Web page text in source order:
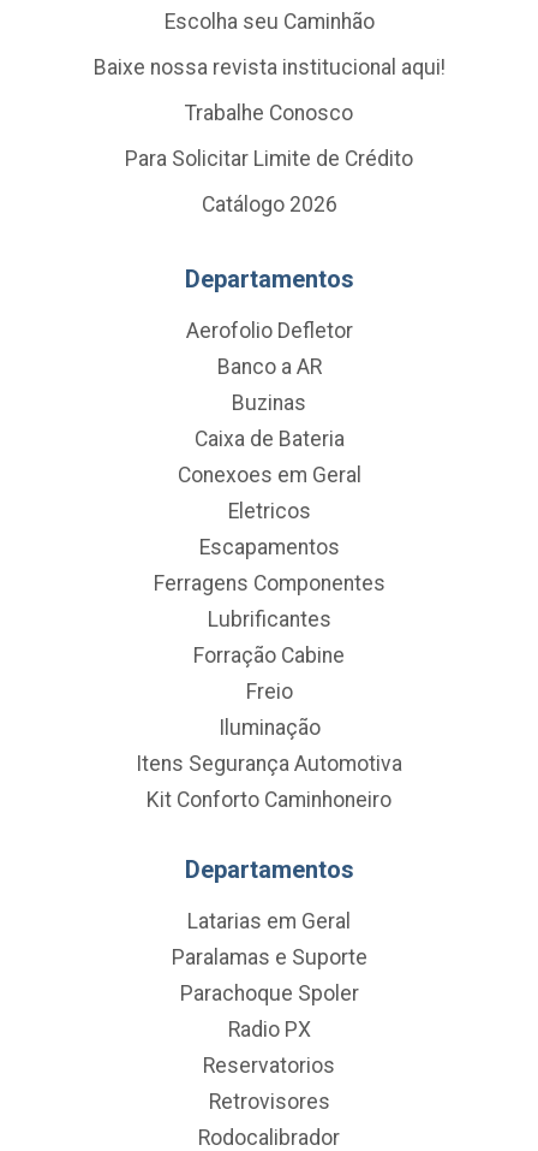
Escolha seu Caminhão
Baixe nossa revista institucional aqui!
Trabalhe Conosco
Para Solicitar Limite de Crédito
Catálogo 2026
Departamentos
Aerofolio Defletor
Banco a AR
Buzinas
Caixa de Bateria
Conexoes em Geral
Eletricos
Escapamentos
Ferragens Componentes
Lubrificantes
Forração Cabine
Freio
Iluminação
Itens Segurança Automotiva
Kit Conforto Caminhoneiro
Departamentos
Latarias em Geral
Paralamas e Suporte
Parachoque Spoler
Radio PX
Reservatorios
Retrovisores
Rodocalibrador